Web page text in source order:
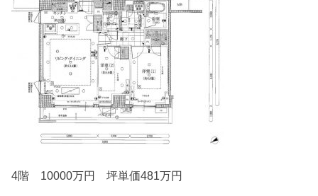
4階 10000万円 坪単価481万円